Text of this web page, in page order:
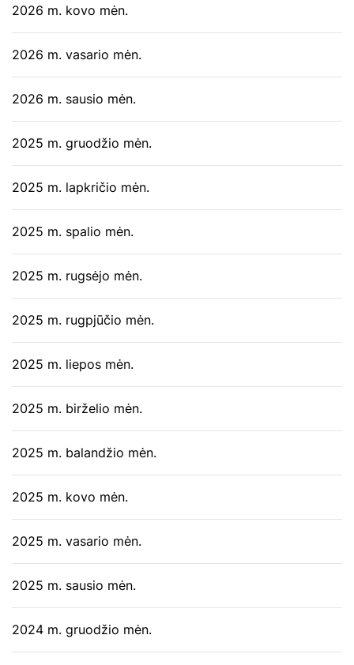
2026 m. kovo mėn.
2026 m. vasario mėn.
2026 m. sausio mėn.
2025 m. gruodžio mėn.
2025 m. lapkričio mėn.
2025 m. spalio mėn.
2025 m. rugsėjo mėn.
2025 m. rugpjūčio mėn.
2025 m. liepos mėn.
2025 m. birželio mėn.
2025 m. balandžio mėn.
2025 m. kovo mėn.
2025 m. vasario mėn.
2025 m. sausio mėn.
2024 m. gruodžio mėn.